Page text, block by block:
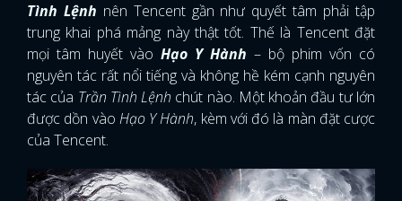
Tình Lệnh nên Tencent gần như quyết tâm phải tập
trung khai phá mảng này thật tốt. Thế là Tencent đặt
mọi tâm huyết vào Hạo Y Hành – bộ phim vốn có
nguyên tác rất nổi tiếng và không hề kém cạnh nguyên
tác của Trần Tình Lệnh chút nào. Một khoản đầu tư lớn
được dồn vào Hạo Y Hành, kèm với đó là màn đặt cược
của Tencent.